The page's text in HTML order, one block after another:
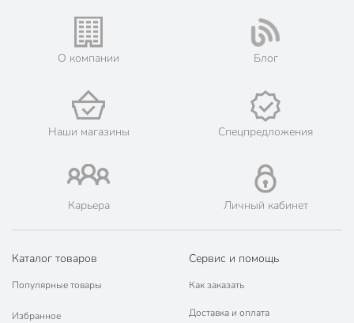
Жители Воронежской области могут сделать заказ и оплатить
его онлайн на официальном сайте сети магазинов Порядок.
Мы предлагаем бесплатную курьерскую доставку для товара
«белые столовые приборы» при заказе от 3000 рублей в такие
Воронеж, Калач, Кантемировка, Лиски, Новая Усмань,
Нововоронеж, Острогожск, Павловск, Россошь, Семилуки,
Эртиль.
🛍 Скидки, акции, распродажи каждый день!
📜 Только оригинальная продукция. Интернет-гипермаркет
Порядок - официальный представитель ведущих мировых
марок.
О компании Блог
Наши магазины Спецпредложения
Карьера Личный кабинет
Каталог товаров
Популярные товары
Избранное
Сервис и помощь
Как заказать
Доставка и оплата